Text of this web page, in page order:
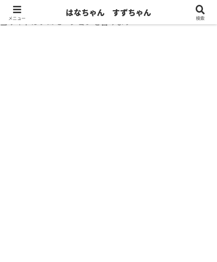
当サイトはプロモーションを含みます
メニュー
はなちゃん すずちゃん
検索